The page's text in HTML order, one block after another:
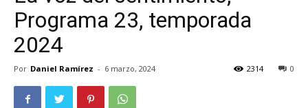
Programa 23, temporada
2024
Por Daniel Ramírez - 6 marzo, 2024 0
2314